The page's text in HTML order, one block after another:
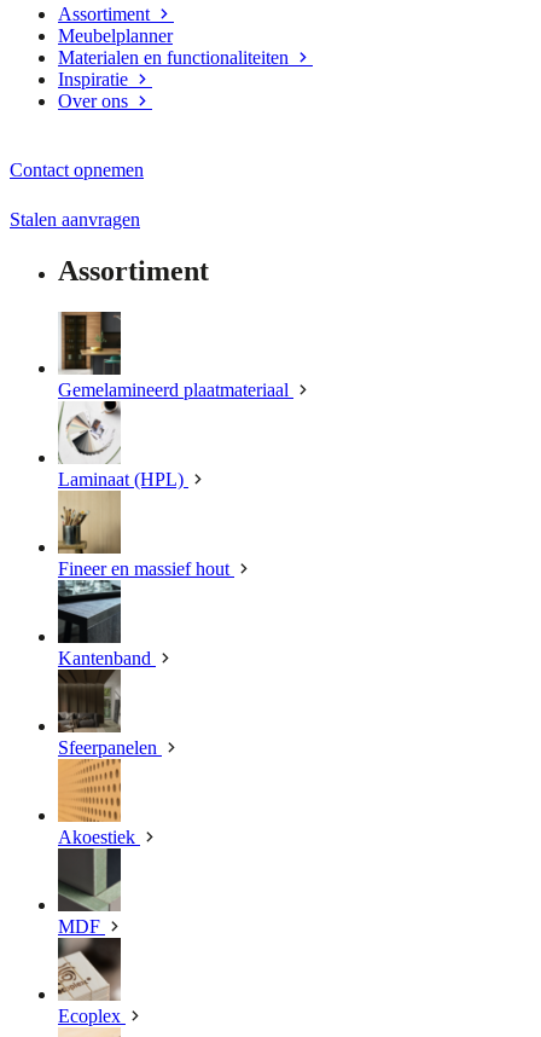
Assortiment
Meubelplanner
Materialen en functionaliteiten
Inspiratie
Over ons
Contact opnemen
Stalen aanvragen
Assortiment
Gemelamineerd plaatmateriaal
Laminaat (HPL)
Fineer en massief hout
Kantenband
Sfeerpanelen
Akoestiek
MDF
Ecoplex